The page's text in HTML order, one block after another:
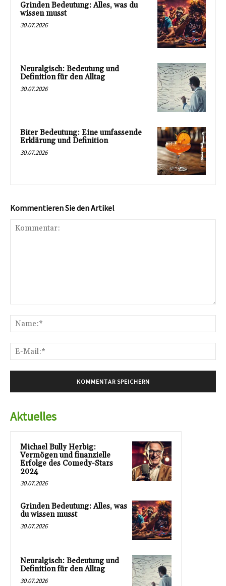
Grinden Bedeutung: Alles, was du
wissen musst
30.07.2026
Neuralgisch: Bedeutung und
Definition für den Alltag
30.07.2026
Biter Bedeutung: Eine umfassende
Erklärung und Definition
30.07.2026
Kommentieren Sie den Artikel
Aktuelles
Michael Bully Herbig:
Vermögen und finanzielle
Erfolge des Comedy-Stars
2024
30.07.2026
Grinden Bedeutung: Alles, was
du wissen musst
30.07.2026
Neuralgisch: Bedeutung und
Definition für den Alltag
30.07.2026